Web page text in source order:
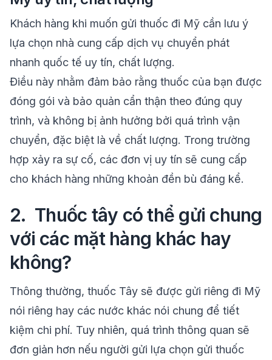
Khách hàng khi muốn gửi thuốc đi Mỹ cần lưu ý
lựa chọn nhà cung cấp dịch vụ chuyển phát
nhanh quốc tế uy tín, chất lượng.
Điều này nhằm đảm bảo rằng thuốc của bạn được
đóng gói và bảo quản cẩn thận theo đúng quy
trình, và không bị ảnh hưởng bởi quá trình vận
chuyển, đặc biệt là về chất lượng. Trong trường
hợp xảy ra sự cố, các đơn vị uy tín sẽ cung cấp
cho khách hàng những khoản đền bù đáng kể.
2. Thuốc tây có thể gửi chung
với các mặt hàng khác hay
không?
Thông thường, thuốc Tây sẽ được gửi riêng đi Mỹ
nói riêng hay các nước khác nói chung để tiết
kiệm chi phí. Tuy nhiên, quá trình thông quan sẽ
đơn giản hơn nếu người gửi lựa chọn gửi thuốc